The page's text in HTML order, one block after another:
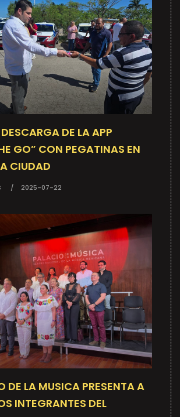
DE LA APP
GO” CON PEGATINAS EN
CIUDAD
2025-07-22
DE LA MUSICA PRESENTA A
INTEGRANTES DEL